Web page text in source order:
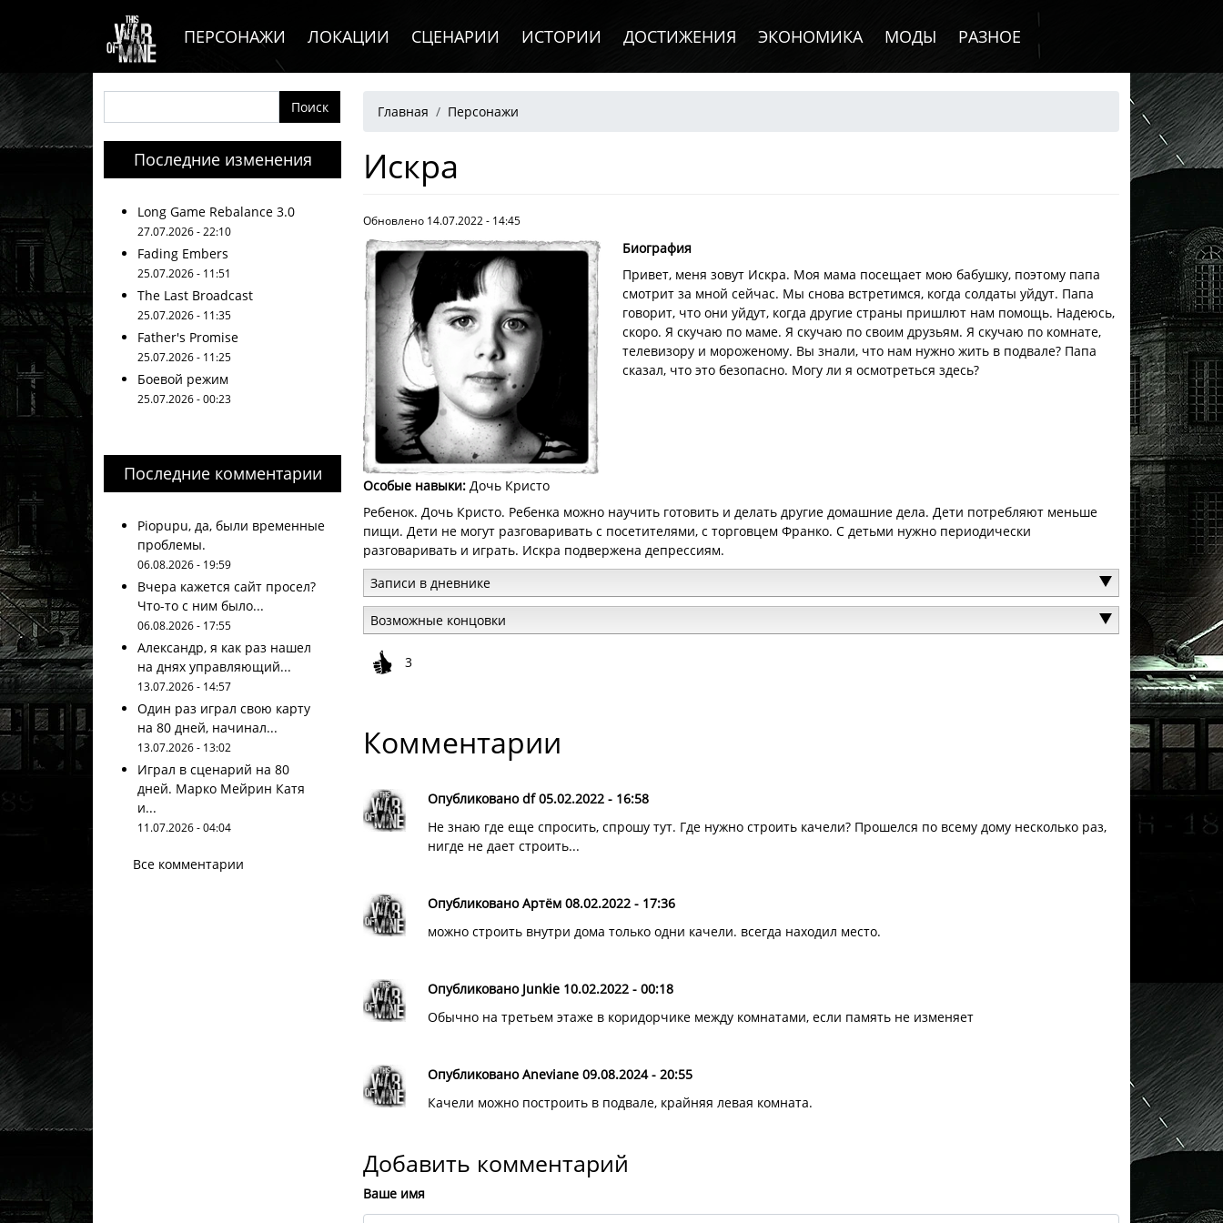
Основная навигация
ПЕРСОНАЖИ ЛОКАЦИИ СЦЕНАРИИ ИСТОРИИ ДОСТИЖЕНИЯ ЭКОНОМИКА МОДЫ РАЗНОЕ
Последние изменения
Long Game Rebalance 3.0
27.07.2026 - 22:10
Fading Embers
25.07.2026 - 11:51
The Last Broadcast
25.07.2026 - 11:35
Father's Promise
25.07.2026 - 11:25
Боевой режим
25.07.2026 - 00:23
Последние комментарии
Piopupu, да, были временные
проблемы.
06.08.2026 - 19:59
Вчера кажется сайт просел?
Что-то с ним было...
06.08.2026 - 17:55
Александр, я как раз нашел
на днях управляющий...
13.07.2026 - 14:57
Один раз играл свою карту
на 80 дней, начинал...
13.07.2026 - 13:02
Играл в сценарий на 80
дней. Марко Мейрин Катя
и...
11.07.2026 - 04:04
Все комментарии
Строка навигации
Главная Персонажи
Искра
Обновлено 14.07.2022 - 14:45
Биография
Привет, меня зовут Искра. Моя мама посещает мою бабушку, поэтому папа
смотрит за мной сейчас. Мы снова встретимся, когда солдаты уйдут. Папа
говорит, что они уйдут, когда другие страны пришлют нам помощь. Надеюсь,
скоро. Я скучаю по маме. Я скучаю по своим друзьям. Я скучаю по комнате,
телевизору и мороженому. Вы знали, что нам нужно жить в подвале? Папа
сказал, что это безопасно. Могу ли я осмотреться здесь?
Особые навыки: Дочь Кристо
Ребенок. Дочь Кристо. Ребенка можно научить готовить и делать другие домашние дела. Дети потребляют меньше
пищи. Дети не могут разговаривать с посетителями, с торговцем Франко. С детьми нужно периодически
разговаривать и играть. Искра подвержена депрессиям.
Записи в дневнике
Возможные концовки
3
Комментарии
Опубликовано df 05.02.2022 - 16:58
Не знаю где еще спросить, спрошу тут. Где нужно строить качели? Прошелся по всему дому несколько раз,
нигде не дает строить...
Опубликовано Артём 08.02.2022 - 17:36
можно строить внутри дома только одни качели. всегда находил место.
Опубликовано Junkie 10.02.2022 - 00:18
Обычно на третьем этаже в коридорчике между комнатами, если память не изменяет
Опубликовано Aneviane 09.08.2024 - 20:55
Качели можно построить в подвале, крайняя левая комната.
Добавить комментарий
Ваше имя